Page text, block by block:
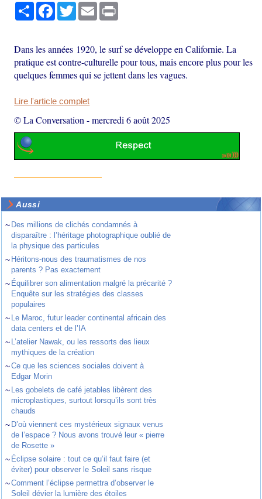
PartagerFacebook
TwitterEmail
Dans les années 1920, le surf se développe en Californie. La
pratique est contre-culturelle pour tous, mais encore plus pour les
quelques femmes qui se jettent dans les vagues.
Lire l'article complet
© La Conversation -mercredi 6 août 2025
Aussi
~ Des millions de clichés condamnés à
disparaître : l’héritage photographique oublié de
la physique des particules
~ Héritons-nous des traumatismes de nos
parents ? Pas exactement
~ Équilibrer son alimentation malgré la précarité ?
Enquête sur les stratégies des classes
populaires
~ Le Maroc, futur leader continental africain des
data centers et de l’IA
~ L’atelier Nawak, ou les ressorts des lieux
mythiques de la création
~Ce que les sciences sociales doivent à
Edgar Morin
~ Les gobelets de café jetables libèrent des
microplastiques, surtout lorsqu’ils sont très
chauds
~ D’où viennent ces mystérieux signaux venus
de l’espace ? Nous avons trouvé leur « pierre
de Rosette »
~ Éclipse solaire : tout ce qu’il faut faire (et
éviter) pour observer le Soleil sans risque
~Comment l’éclipse permettra d’observer le
Soleil dévier la lumière des étoiles